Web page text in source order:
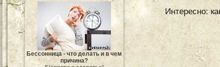
Бессонница - что делать и в чем
причина?
Интересно: